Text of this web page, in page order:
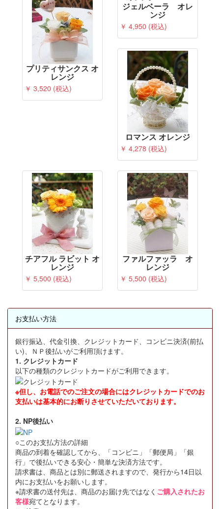
プリティサンクス オ
レンジ
￥ 3,520 (税込)
ジェルベーラ オレ
ンジ
￥ 4,950 (税込)
ロマンス オレンジ
￥ 4,278 (税込)
チアフル ラビット オ
レンジ
￥ 5,500 (税込)
ファルファッラ オ
レンジ
￥ 5,500 (税込)
お支払い方法
銀行振込、代金引換、クレジットカード、コンビニ決済(前払
い)、ＮＰ後払いがご利用頂けます。
1. クレジットカード
以下の種類のクレジットカードがご利用できます。
※但し、お電話でのご注文の場合にはクレジットカードでのお
支払いは基本的にお断りさせていただいております。
2. NP後払い
○このお支払方法の詳細
商品の到着を確認してから、「コンビニ」「郵便局」「銀
行」で後払いできる安心・簡単な決済方法です。
請求書は、商品とは別に郵送されますので、発行から14日以
内にお支払いをお願いします。
※請求書の送付先は、商品のお届け先ではなく ご購入されたお
客様宛てとなります。